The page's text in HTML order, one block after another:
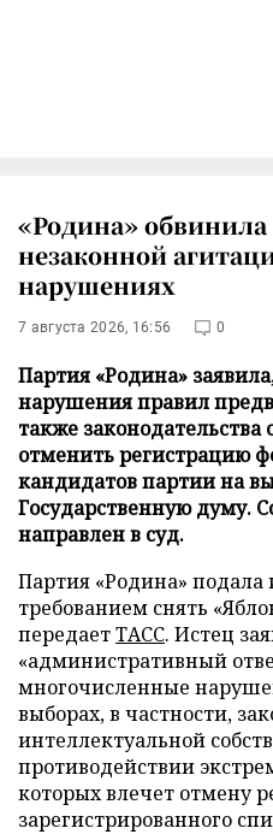
«Родина» обвинила
незаконной
нарушениях
7 августа 2026, 16:56 0
Партия «Родина»
нарушения правил
также законодательства
отменить регистрацию
кандидатов партии на
Государственную думу.
направлен в суд.
Партия «Родина» подала
требованием снять
передаетТАСС. Истец
«административный
многочисленные
выборах, в частности,
интеллектуальной
противодействии
которых влечет отмену
зарегистрированного